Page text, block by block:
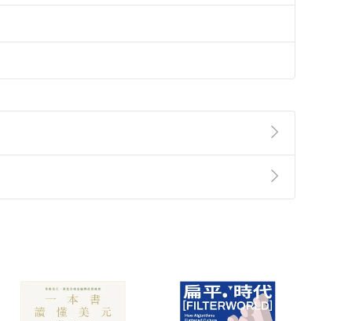
第2條第5款之規定，「非以有形媒介提供之數位
點選「瀏覽訂單明細」 「申請取消訂單/退
付款方式
Payment
完成訂單
Complete